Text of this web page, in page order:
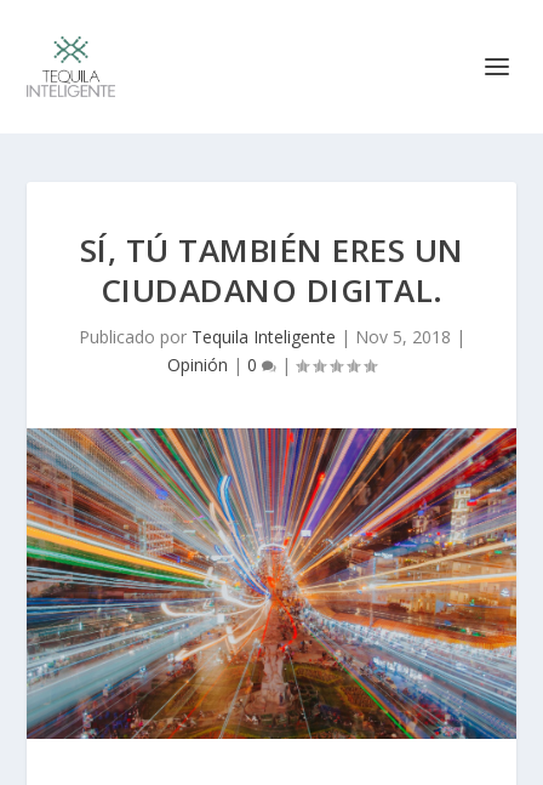
SÍ, TÚ TAMBIÉN ERES UN
CIUDADANO DIGITAL.
Publicado por Tequila Inteligente | Nov 5, 2018 |
Opinión | 0 |